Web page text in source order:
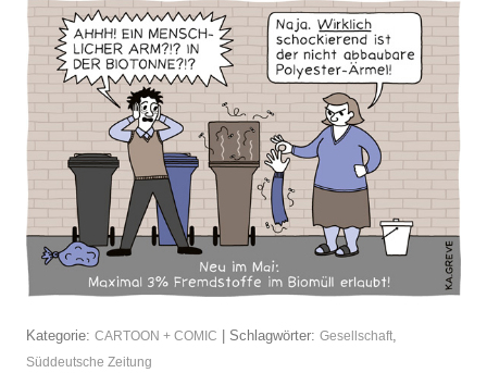
Kategorie: CARTOON + COMIC | Schlagwörter: Gesellschaft
Süddeutsche Zeitung